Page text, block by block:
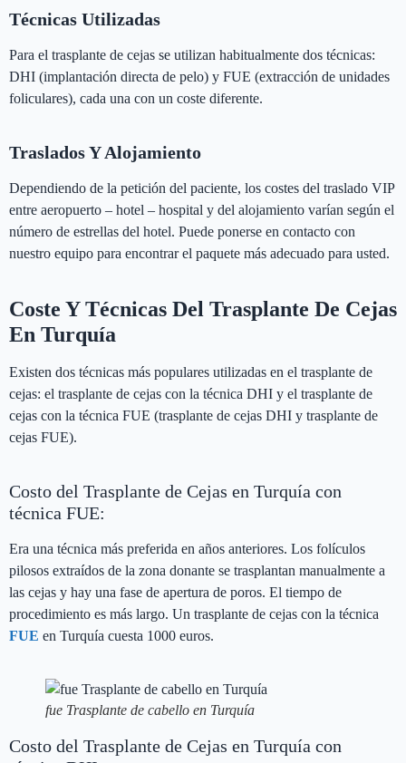
Técnicas Utilizadas
Para el trasplante de cejas se utilizan habitualmente dos técnicas:
DHI (implantación directa de pelo) y FUE (extracción de unidades
foliculares), cada una con un coste diferente.
Traslados Y Alojamiento
Dependiendo de la petición del paciente, los costes del traslado VIP
entre aeropuerto – hotel – hospital y del alojamiento varían según el
número de estrellas del hotel. Puede ponerse en contacto con
nuestro equipo para encontrar el paquete más adecuado para usted.
Coste Y Técnicas Del Trasplante De Cejas
En Turquía
Existen dos técnicas más populares utilizadas en el trasplante de
cejas: el trasplante de cejas con la técnica DHI y el trasplante de
cejas con la técnica FUE (trasplante de cejas DHI y trasplante de
cejas FUE).
Costo del Trasplante de Cejas en Turquía con
técnica FUE:
Era una técnica más preferida en años anteriores. Los folículos
pilosos extraídos de la zona donante se trasplantan manualmente a
las cejas y hay una fase de apertura de poros. El tiempo de
procedimiento es más largo. Un trasplante de cejas con la técnica
FUE en Turquía cuesta 1000 euros.
fue Trasplante de cabello en Turquía
Costo del Trasplante de Cejas en Turquía con